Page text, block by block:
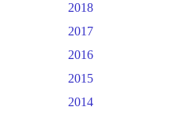
2018
2017
2016
2015
2014